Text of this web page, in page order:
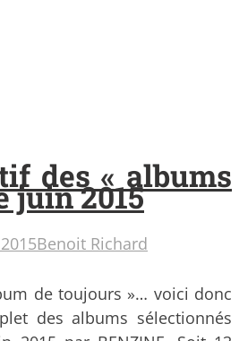
des « albums
juin 2015
Benoit Richard
de toujours »… voici donc
des albums sélectionnés